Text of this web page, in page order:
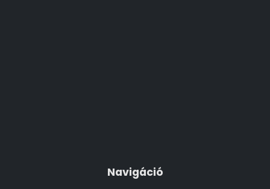
Navigáció